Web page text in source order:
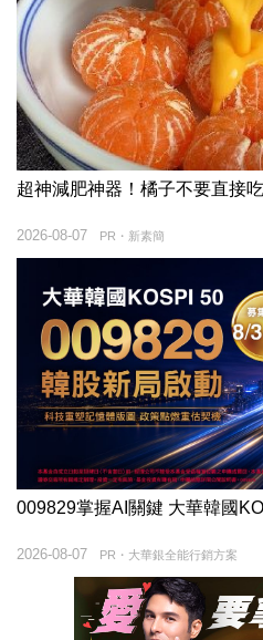
超神減肥神器！橘子不要直接
PR・新素簡
2026-08-07
009829掌握AI關鍵 大華韓國
PR・大華銀全能行銷方案
2026-08-07